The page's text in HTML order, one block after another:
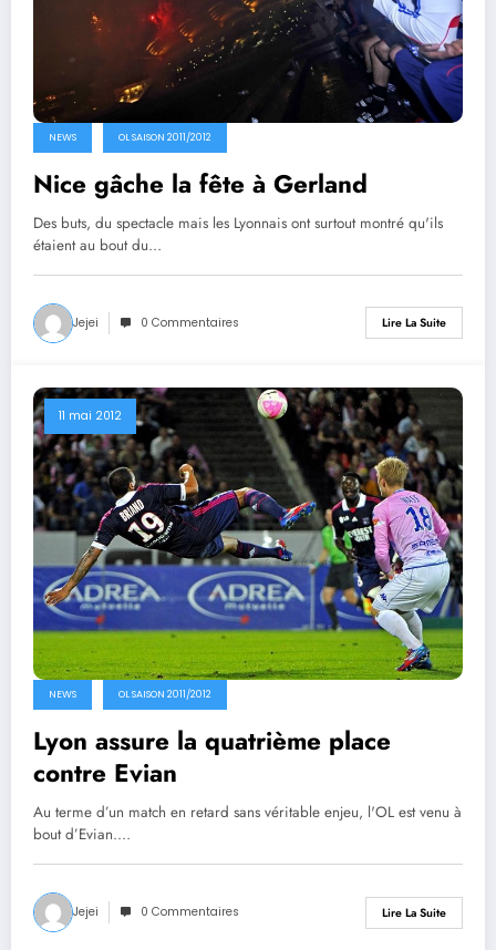
NEWS OL SAISON 2011/2012
Nice gâche la fête à Gerland
Des buts, du spectacle mais les Lyonnais ont surtout montré qu'ils
étaient au bout du…
Jejei 0 Commentaires Lire La Suite
11 mai 2012
NEWS OL SAISON 2011/2012
Lyon assure la quatrième place
contre Evian
Au terme d’un match en retard sans véritable enjeu, l'OL est venu à
bout d’Evian.…
Jejei 0 Commentaires Lire La Suite